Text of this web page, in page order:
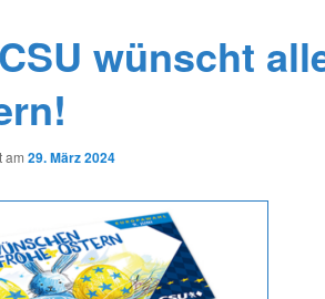
wünscht
am 29. März 2024